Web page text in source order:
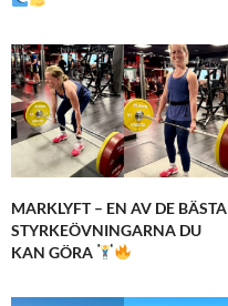
MARKLYFT – EN AV DE BÄSTA
STYRKEÖVNINGARNA DU
KAN GÖRA